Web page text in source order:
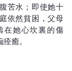
苦水；即使她十
依然貧困，父母
在她心坎裏的傷
癒。